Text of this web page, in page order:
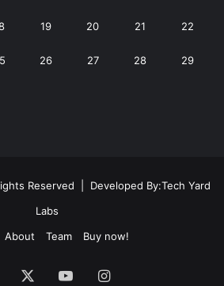
19 20 21 22
26 27 28 29
Reserved | Developed By:Tech Yard
Labs
About Team Buy now!
Facebook YouTubeInstagram